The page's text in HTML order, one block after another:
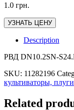
1.0 грн.
УЗНАТЬ ЦЕНУ
Description
РВД DN10.2SN-
SKU: 11282196
культиваторы, плуги
Related